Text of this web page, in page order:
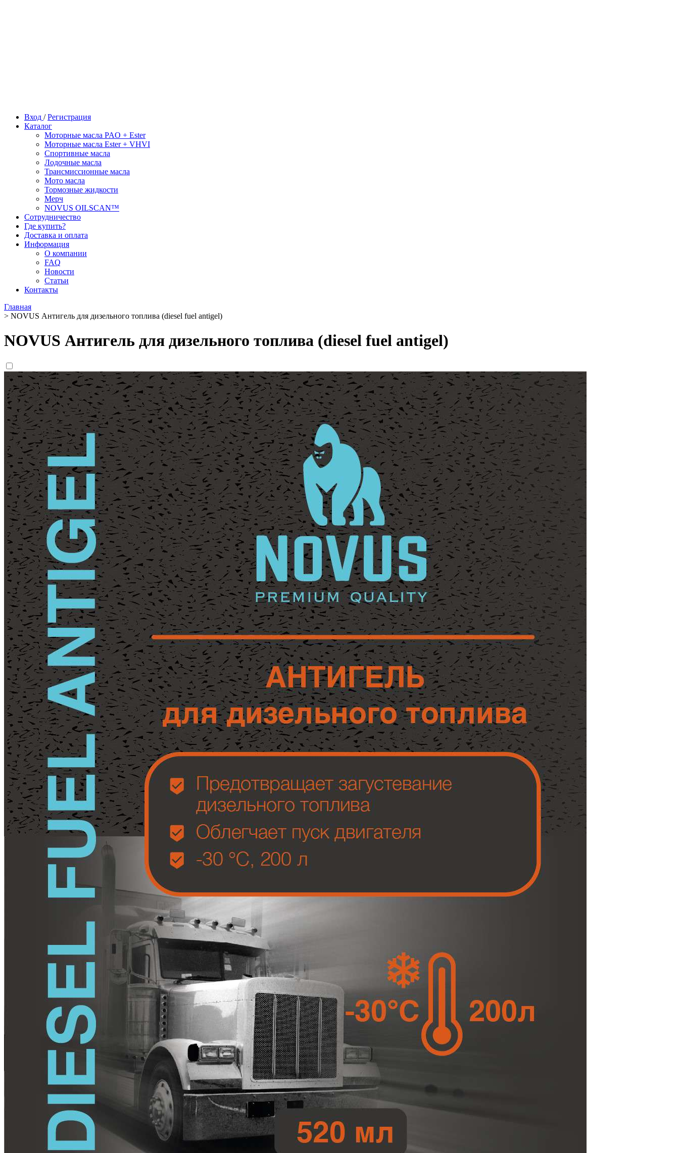
Вход /Регистрация
Каталог
Моторные масла PAO + Ester
Моторные масла Ester + VHVI
Спортивные масла
Лодочные масла
Трансмиссионные масла
Мото масла
Тормозные жидкости
Мерч
NOVUS OILSCAN™
Сотрудничество
Где купить?
Доставка и оплата
Информация
О компании
FAQ
Новости
Статьи
Контакты
Главная
> NOVUS Антигель для дизельного топлива (diesel fuel antigel)
NOVUS Антигель для дизельного топлива (diesel fuel antigel)